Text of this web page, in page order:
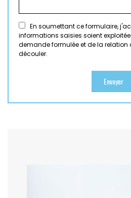
En soumettant ce formulaire,
informations saisies soient
demande formulée et de la
découler.